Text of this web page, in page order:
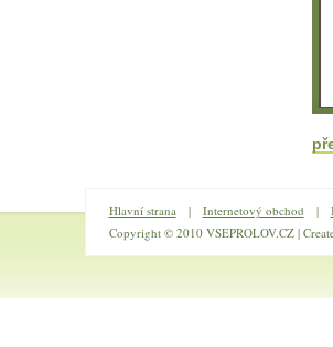
Hlavní strana | Internetový obchod |
Copyright © 2010 VSEPROLOV.CZ |